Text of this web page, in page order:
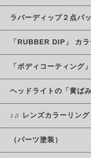
ラバーディップ２点パ
「RUBBER DIP」 カ
「ボディコーティング
ヘッドライトの「黄ば
♪♫ レンズカラーリン
（パーツ塗装）